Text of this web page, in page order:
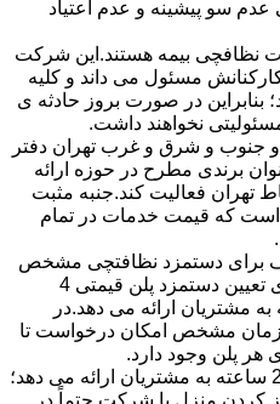
سو پیشینه و عدم اعتیاد
نظافچی بیمه هستند.این شرکت
مسئول می داند و کلیه
بنابراین در صورت بروز حادثه ی
نخواهند داشت.
و شرق و غرب تهران دفتر
برندی مطرح در حوزه ارائه
تهران فعالیت کند.جنبه مثبت
است که قیمت خدمات در تمام
برای دستمزد نظافتچی مشخص
کرده است.این شرکت برای تعیین دستمزد پلن قیمتی 4
و 8 ساعته به مشتریان ارائه می دهد.در
مشخص امکان درخواست تا
پلن وجود دارد.
شرکت نظافچی خدمات 24 ساعته به مشتریان ارائه می دهد؛
کردن منزل یا شرکت حتماً در